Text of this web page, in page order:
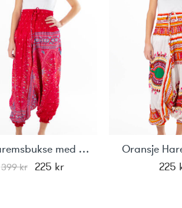
Rød haremsbukse med motiv
399kr Opprinnelig
225 krNåværende
Oransje
225